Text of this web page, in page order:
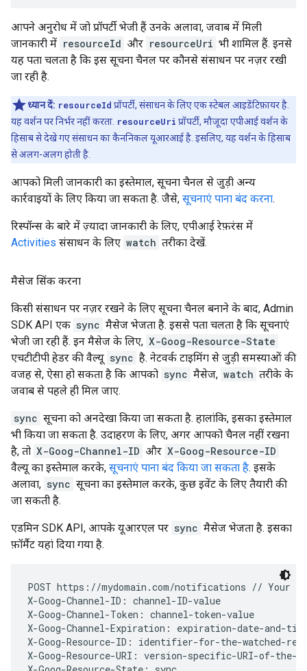
आपने अनुरोध में जो प्रॉपर्टी भेजी हैं उनके अलावा, जवाब में मिली
जानकारी में resourceId और resourceUri भी शामिल हैं. इनसे
यह पता चलता है कि इस सूचना चैनल पर कौनसे संसाधन पर नज़र रखी
जा रही है.
ध्यान दें: resourceId प्रॉपर्टी, संसाधन के लिए एक स्टेबल आइडेंटिफ़ायर है.
यह वर्शन पर निर्भर नहीं करता. resourceUri प्रॉपर्टी, मौजूदा एपीआई वर्शन के
हिसाब से देखे गए संसाधन का कैननिकल यूआरआई है. इसलिए, यह वर्शन के हिसाब
से अलग-अलग होती है.
आपको मिली जानकारी का इस्तेमाल, सूचना चैनल से जुड़ी अन्य
कार्रवाइयों के लिए किया जा सकता है. जैसे, सूचनाएं पाना बंद करना.
रिस्पॉन्स के बारे में ज़्यादा जानकारी के लिए, एपीआई रेफ़रंस में
Activities संसाधन के लिए watch तरीका देखें.
मैसेज सिंक करना
किसी संसाधन पर नज़र रखने के लिए सूचना चैनल बनाने के बाद, Admin
SDK API एक sync मैसेज भेजता है. इससे पता चलता है कि सूचनाएं
भेजी जा रही हैं. इन मैसेज के लिए, X-Goog-Resource-State
एचटीटीपी हेडर की वैल्यू sync है. नेटवर्क टाइमिंग से जुड़ी समस्याओं की
वजह से, ऐसा हो सकता है कि आपको sync मैसेज, watch तरीके के
जवाब से पहले ही मिल जाए.
sync सूचना को अनदेखा किया जा सकता है. हालांकि, इसका इस्तेमाल
भी किया जा सकता है. उदाहरण के लिए, अगर आपको चैनल नहीं रखना
है, तो X-Goog-Channel-ID और X-Goog-Resource-ID
वैल्यू का इस्तेमाल करके, सूचनाएं पाना बंद किया जा सकता है. इसके
अलावा, sync सूचना का इस्तेमाल करके, कुछ इवेंट के लिए तैयारी की
जा सकती है.
एडमिन SDK API, आपके यूआरएल पर sync मैसेज भेजता है. इसका
फ़ॉर्मैट यहां दिया गया है.
POST https://mydomain.com/notifications // Your
X-Goog-Channel-ID: channel-ID-value
X-Goog-Channel-Token: channel-token-value
X-Goog-Channel-Expiration: expiration-date-and-
X-Goog-Resource-ID: identifier-for-the-watched-
X-Goog-Resource-URI: version-specific-URI-of-the-